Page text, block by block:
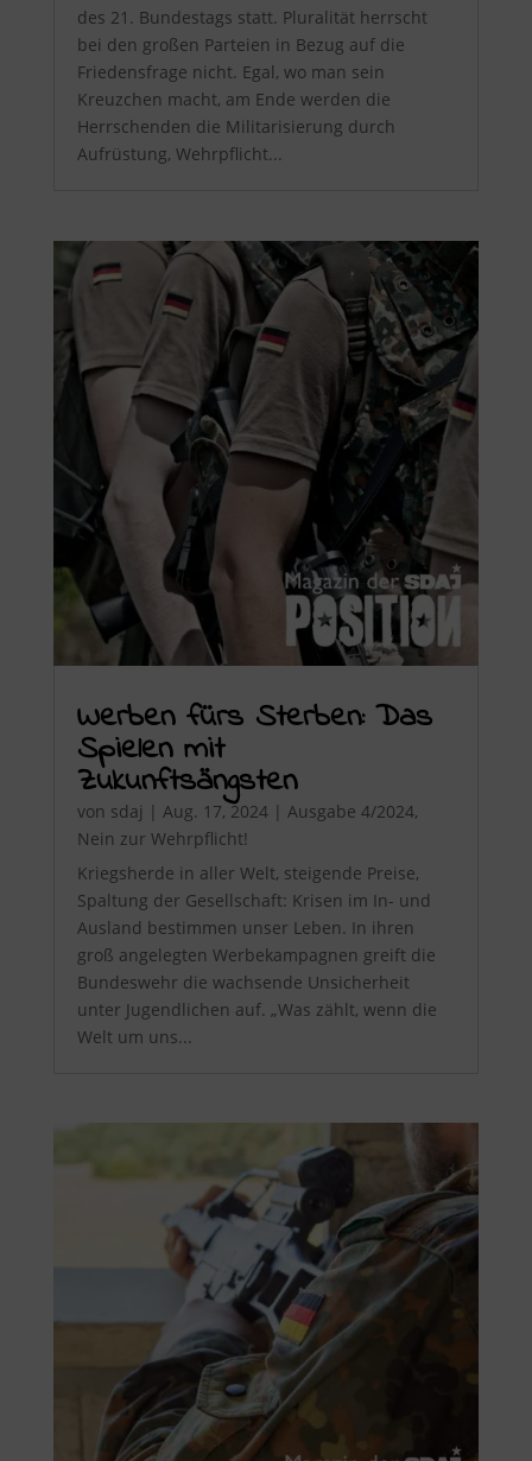
des 21. Bundestags statt. Pluralität herrscht
bei den großen Parteien in Bezug auf die
Friedensfrage nicht. Egal, wo man sein
Kreuzchen macht, am Ende werden die
Herrschenden die Militarisierung durch
Aufrüstung, Wehrpflicht...
Werben fürs Sterben: Das
Spielen mit
Zukunftsängsten
von sdaj | Aug. 17, 2024| Ausgabe 4/2024,
Nein zur Wehrpflicht!
Kriegsherde in aller Welt, steigende Preise,
Spaltung der Gesellschaft: Krisen im In- und
Ausland bestimmen unser Leben. In ihren
groß angelegten Werbekampagnen greift die
Bundeswehr die wachsende Unsicherheit
unter Jugendlichen auf. „Was zählt, wenn die
Welt um uns...